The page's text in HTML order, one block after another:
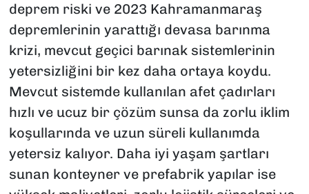
deprem riski ve 2023 Kahramanmaraş
depremlerinin yarattığı devasa barınma
krizi, mevcut geçici barınak sistemlerinin
yetersizliğini bir kez daha ortaya koydu.
Mevcut sistemde kullanılan afet çadırları
hızlı ve ucuz bir çözüm sunsa da zorlu iklim
koşullarında ve uzun süreli kullanımda
yetersiz kalıyor. Daha iyi yaşam şartları
sunan konteyner ve prefabrik yapılar ise